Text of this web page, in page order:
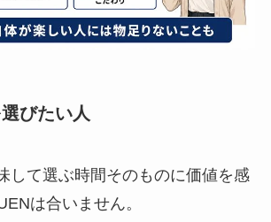
びたい人
して選ぶ時間そのものに価値を感
は合いません。